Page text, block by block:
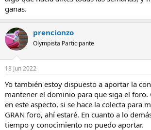
ganas.
prencionzo
Olympista Participante
18 Jun 2022
Yo también estoy dispuesto a aportar la
mantener el dominio para que siga el foro.
en este aspecto, si se hace la colecta para
GRAN foro, ahí estaré. En cuanto a lo
tiempo y conocimiento no puedo aportar.